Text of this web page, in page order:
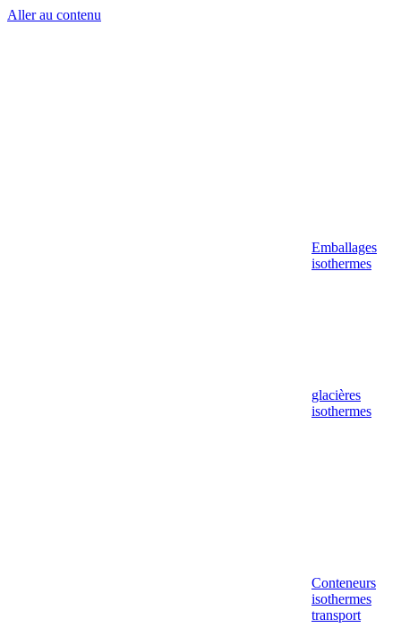
Aller au contenu
Emballages
isothermes
glacières
isothermes
Conteneurs
isothermes
transport